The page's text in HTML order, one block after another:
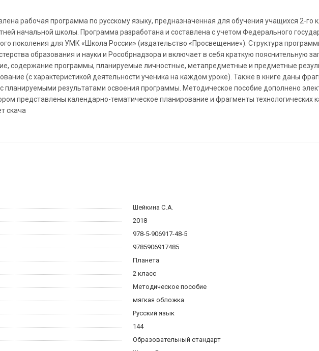
рабочая программа по русскому языку, предназначенная для обучения учащихся 2-го
начальной школы. Программа разработана и составлена с учетом Федерального
поколения для УМК «Школа России» (издательство «Просвещение»). Структура
образования и науки и Рособрнадзора и включает в себя краткую пояснительную
содержание программы, планируемые личностные, метапредметные и предметные
(с характеристикой деятельности ученика на каждом уроке). Также в книге даны
с планируемыми результатами освоения программы. Методическое пособие дополнено
представлены календарно-тематическое планирование и фрагменты технологических
скача
Шейкина С.А.
2018
978-5-906917-48-5
9785906917485
Планета
2 класс
Методическое пособие
мягкая обложка
Русский язык
144
Образовательный стандарт